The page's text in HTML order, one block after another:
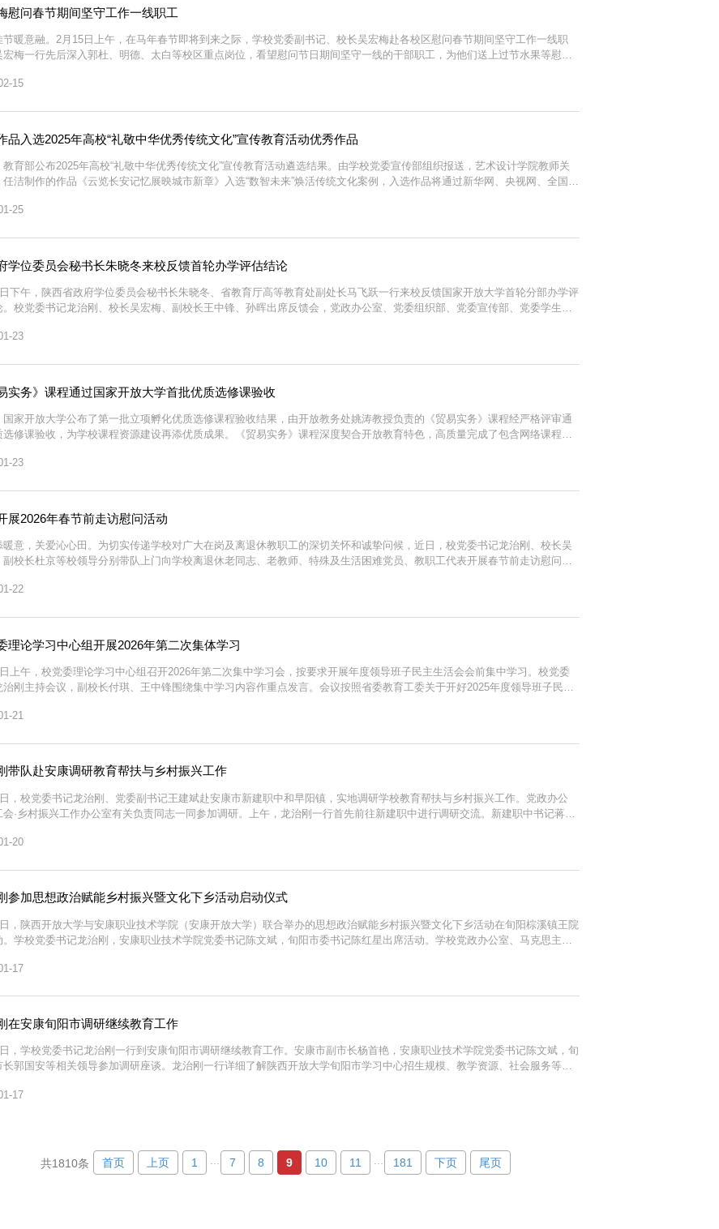
慰问春节期间坚守工作一线职工
节暖意融。2月15日上午，在马年春节即将到来之际，学校党委副书记、校长吴宏梅赴各校区慰问春节期间坚守工作一线职
宏梅一行先后深入郭杜、明德、太白等校区重点岗位，看望慰问节日期间坚守一线的干部职工，为他们送上过节水果等慰问
排、后勤管理保障、节日生活保障等情况，对大家坚守岗...
15
品入选2025年高校“礼敬中华优秀传统文化”宣传教育活动优秀作品
教育部公布2025年高校“礼敬中华优秀传统文化”宣传教育活动遴选结果。由学校党委宣传部组织报送，艺术设计学院教师关
任洁制作的作品《云览长安记忆展映城市新章》入选“数智未来”焕活传统文化案例，入选作品将通过新华网、央视网、全国高
+科技”融合理念，通过 VR、AI、3D 建模、...
25
学位委员会秘书长朱晓冬来校反馈首轮办学评估结论
下午，陕西省政府学位委员会秘书长朱晓冬、省教育厅高等教育处副处长马飞跃一行来校反馈国家开放大学首轮分部办学评
。校党委书记龙治刚、校长吴宏梅、副校长王中锋、孙晖出席反馈会，党政办公室、党委组织部、党委宣传部、党委学生工
反馈首轮分部办学评估结论表示热烈欢迎。他指出，近...
23
实务》课程通过国家开放大学首批优质选修课验收
国家开放大学公布了第一批立项孵化优质选修课程验收结果，由开放教务处姚涛教授负责的《贸易实务》课程经严格评审通
选修课验收，为学校课程资源建设再添优质成果。《贸易实务》课程深度契合开放教育特色，高质量完成了包含网络课程、
制推广共享。学校将以此次首批建设成果为契机，总结...
23
展2026年春节前走访慰问活动
暖意，关爱沁心田。为切实传递学校对广大在岗及离退休教职工的深切关怀和诚挚问候，近日，校党委书记龙治刚、校长吴
副校长杜京等校领导分别带队上门向学校离退休老同志、老教师、特殊及生活困难党员、教职工代表开展春节前走访慰问活
安享幸福晚年。同时，向老同志们通报了过去一年学校...
22
理论学习中心组开展2026年第二次集体学习
上午，校党委理论学习中心组召开2026年第二次集中学习会，按要求开展年度领导班子民主生活会会前集中学习。校党委
治刚主持会议，副校长付琪、王中锋围绕集中学习内容作重点发言。会议按照省委教育工委关于开好2025年度领导班子民主
的重要思想、关于党的自我革命的重要思想以及关于加强...
21
带队赴安康调研教育帮扶与乡村振兴工作
，校党委书记龙治刚、党委副书记王建斌赴安康市新建职中和早阳镇，实地调研学校教育帮扶与乡村振兴工作。党政办公
会·乡村振兴工作办公室有关负责同志一同参加调研。上午，龙治刚一行首先前往新建职中进行调研交流。新建职中书记蒋楠
治刚对新建职中给予学校帮扶教师的关心支持表示衷心...
20
参加思想政治赋能乡村振兴暨文化下乡活动启动仪式
，陕西开放大学与安康职业技术学院（安康开放大学）联合举办的思想政治赋能乡村振兴暨文化下乡活动在旬阳棕溪镇王院
。学校党委书记龙治刚，安康职业技术学院党委书记陈文斌，旬阳市委书记陈红星出席活动。学校党政办公室、马克思主义
论课实践教学暨教师研学基地代表汉滨区紫荆镇、...
17
在安康旬阳市调研继续教育工作
，学校党委书记龙治刚一行到安康旬阳市调研继续教育工作。安康市副市长杨首艳，安康职业技术学院党委书记陈文斌，旬
长郭国安等相关领导参加调研座谈。龙治刚一行详细了解陕西开放大学旬阳市学习中心招生规模、教学资源、社会服务等情
充分发挥开放大学体系办学优势，积极为市域内外社会...
17
共1810条 首页 上页 1 7 8 9 10 11 181 下页 尾页